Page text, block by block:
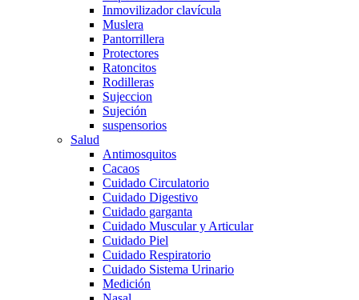
Inmovilizador clavícula
Muslera
Pantorrillera
Protectores
Ratoncitos
Rodilleras
Sujeccion
Sujeción
suspensorios
Salud
Antimosquitos
Cacaos
Cuidado Circulatorio
Cuidado Digestivo
Cuidado garganta
Cuidado Muscular y Articular
Cuidado Piel
Cuidado Respiratorio
Cuidado Sistema Urinario
Medición